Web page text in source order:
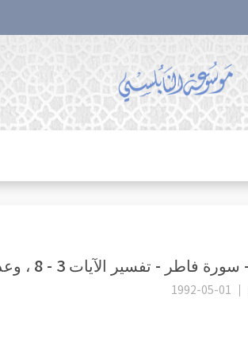
1992-05-01